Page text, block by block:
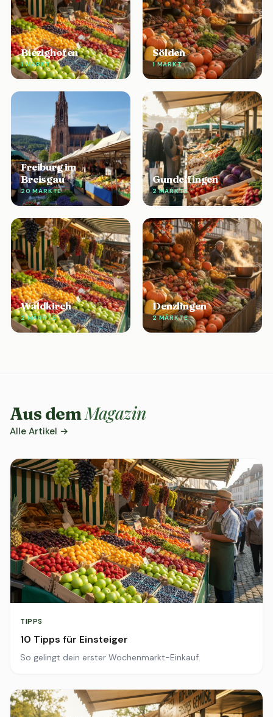
Biezighofen
1 MARKT
Sölden
1 MARKT
Freiburg im
Breisgau
20 MÄRKTE
Gundelfingen
2 MÄRKTE
Waldkirch
2 MÄRKTE
Denzlingen
2 MÄRKTE
Aus demMagazin
Alle Artikel →
TIPPS
10 Tipps für Einsteiger
So gelingt dein erster Wochenmarkt-Einkauf.